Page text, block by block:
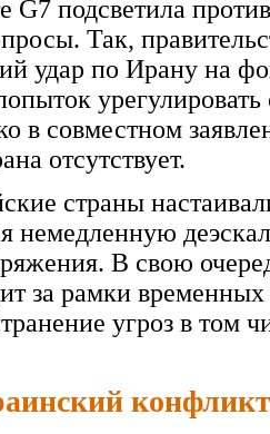
G7 подсветила
Так,
удар по Ирану на
в совместном
отсутствует.
страны
немедленную
В свою
за рамки
угроз в том
конфликт